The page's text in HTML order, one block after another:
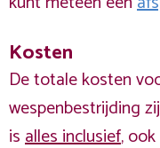
Kosten
De totale kosten
wespenbestrijding
isalles inclusief,